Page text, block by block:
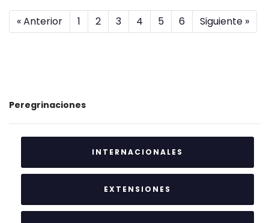
« Anterior 1 2 3 4 5 6 Siguiente »
Peregrinaciones
INTERNACIONALES
EXTENSIONES